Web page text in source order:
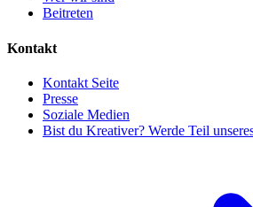
Beitreten
Kontakt
Kontakt Seite
Presse
Soziale Medien
Bist du Kreativer? Werde Teil